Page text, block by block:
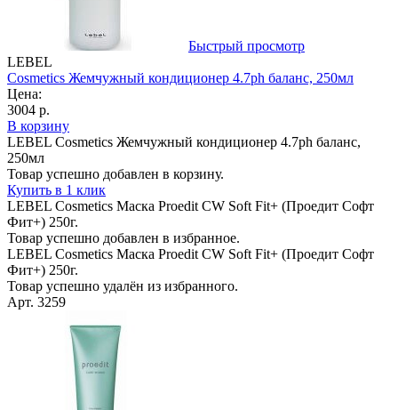
Быстрый просмотр
LEBEL
Cosmetics Жемчужный кондиционер 4.7ph баланс, 250мл
Цена:
3004 р.
В корзину
LEBEL Cosmetics Жемчужный кондиционер 4.7ph баланс,
250мл
Товар успешно добавлен в корзину.
Купить в 1 клик
LEBEL Cosmetics Маска Proedit CW Soft Fit+ (Проедит Софт
Фит+) 250г.
Товар успешно добавлен в избранное.
LEBEL Cosmetics Маска Proedit CW Soft Fit+ (Проедит Софт
Фит+) 250г.
Товар успешно удалён из избранного.
Арт. 3259